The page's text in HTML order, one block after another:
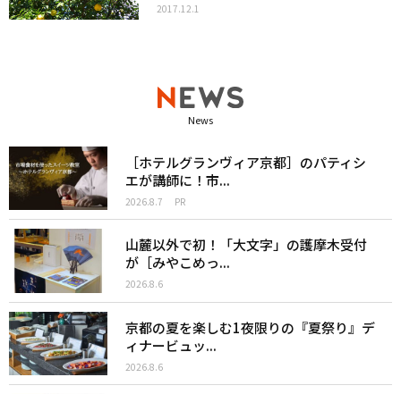
2017.12.1
News
［ホテルグランヴィア京都］のパティシ
エが講師に！市...
2026.8.7 PR
山麓以外で初！「大文字」の護摩木受付
が［みやこめっ...
2026.8.6
京都の夏を楽しむ1夜限りの『夏祭り』デ
ィナービュッ...
2026.8.6